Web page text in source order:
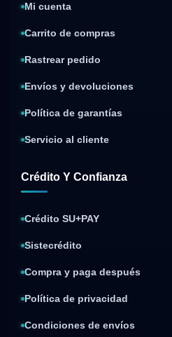
Mi cuenta
Carrito de compras
Rastrear pedido
Envíos y devoluciones
Política de garantías
Servicio al cliente
Crédito Y Confianza
Crédito SU+PAY
Sistecrédito
Compra y paga después
Política de privacidad
Condiciones de envíos